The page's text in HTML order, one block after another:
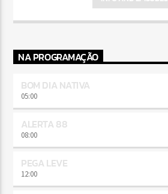
NA PROGRAMAÇÃO
BOM DIA NATIVA
05:00
ALERTA 88
08:00
PEGA LEVE
12:00